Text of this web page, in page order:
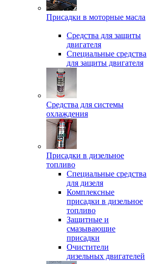
Присадки в моторные масла
Средства для защиты
двигателя
Специальныe средства
для защиты двигателя
Средства для системы
охлаждения
Присадки в дизельное
топливо
Спeциальные средства
для дизеля
Комплексные
присадки в дизельное
топливо
Защитные и
смазывающие
присадки
Очистители
дизельных двигателей